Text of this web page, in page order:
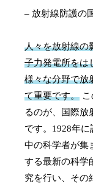
– 放射線防護の
人々を放射線の
子力発電所をは
様々な分野で放
て重要です。
るのが、国際放
です。1928年に
中の科学者が集
する最新の科学
究を行い、その